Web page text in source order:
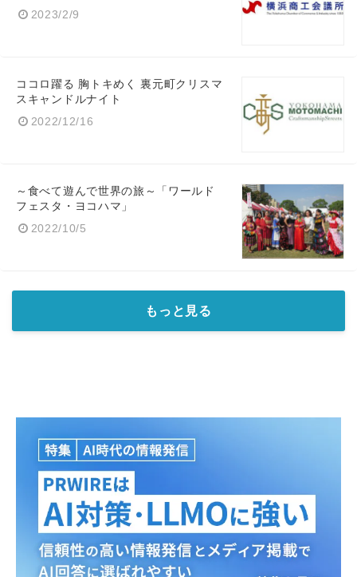
2023/2/9
ココロ躍る 胸トキめく 裏元町クリスマ
スキャンドルナイト
2022/12/16
～食べて遊んで世界の旅～「ワールド
フェスタ・ヨコハマ」
2022/10/5
もっと見る